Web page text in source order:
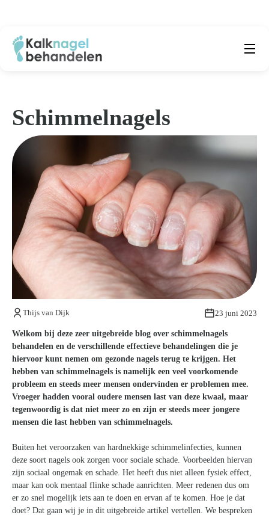
Middelen kalknagels
Reviews
Kennisbank
Over ons
Kom van je kalknagels af
Schimmelnagels
Thijs van Dijk 23 juni 2023
Welkom bij deze zeer uitgebreide blog over schimmelnagels
behandelen en de verschillende effectieve behandelingen die je
hiervoor kunt nemen om gezonde nagels terug te krijgen. Het
hebben van schimmelnagels is namelijk een veel voorkomende
probleem en steeds meer mensen ondervinden er problemen mee.
Vroeger hadden vooral oudere mensen last van deze kwaal, maar
tegenwoordig is dat niet meer zo en zijn er steeds meer jongere
mensen die last hebben van schimmelnagels.
Buiten het veroorzaken van hardnekkige schimmelinfecties, kunnen
deze soort nagels ook zorgen voor sociale schade. Voorbeelden hiervan
zijn sociaal ongemak en schade. Het heeft dus niet alleen fysiek effect,
maar kan ook mentaal flinke schade aanrichten. Meer redenen dus om
er zo snel mogelijk iets aan te doen en ervan af te komen. Hoe je dat
doet? Dat gaan wij je in dit uitgebreide artikel vertellen. We bespreken